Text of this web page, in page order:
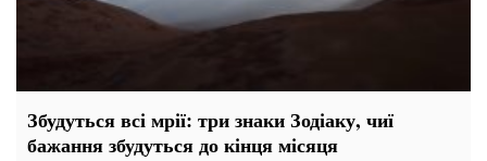
Збудуться всі мрії: три знаки Зодіаку, чиї
бажання збудуться до кінця місяця